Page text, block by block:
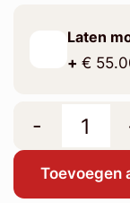
Laten
+ €
-
Toevoegen